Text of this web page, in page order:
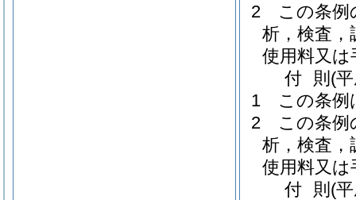
2
この条例
析，検査
使用料又
付 則 (
1
この条例
2
この条例
析，検査
使用料又
付 則 (